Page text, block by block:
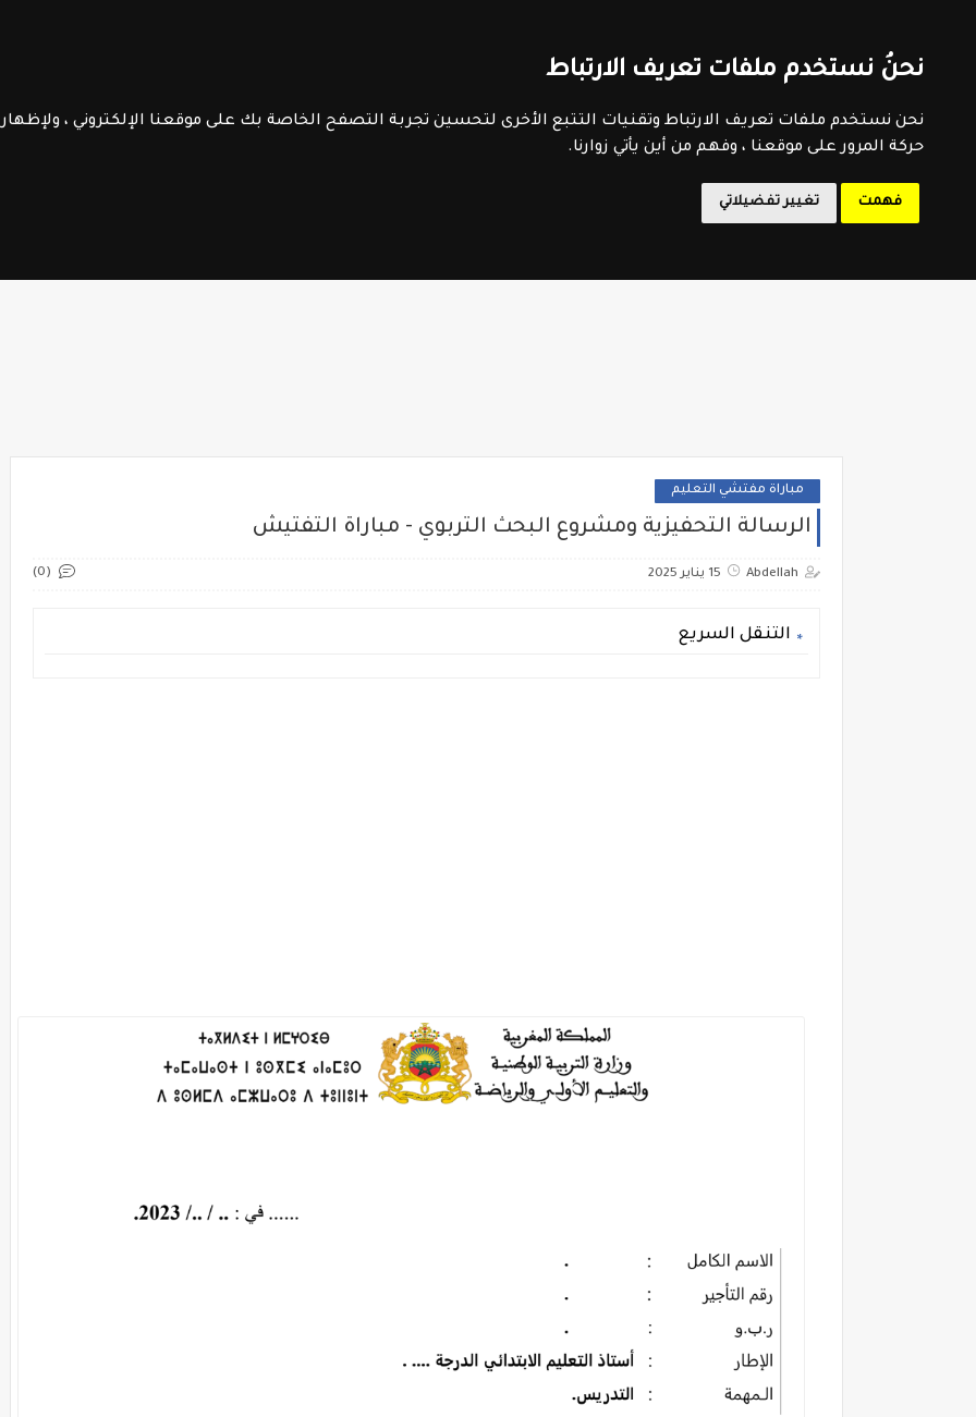
نحنُ نستخدم ملفات تعريف الارتباط
نحن نستخدم ملفات تعريف الارتباط وتقنيات التتبع الأخرى لتحسين تجربة التصفح الخاصة بك على موقعنا الإلكتروني ،
حركة المرور على موقعنا ، وفهم من أين يأتي زوارنا.
فهمت تغيير تفضيلاتي
مباراة مفتشي التعليم
الرسالة التحفيزية ومشروع البحث التربوي - مباراة التفتيش
Abdellah 15 يناير 2025 (0)
التنقل السريع